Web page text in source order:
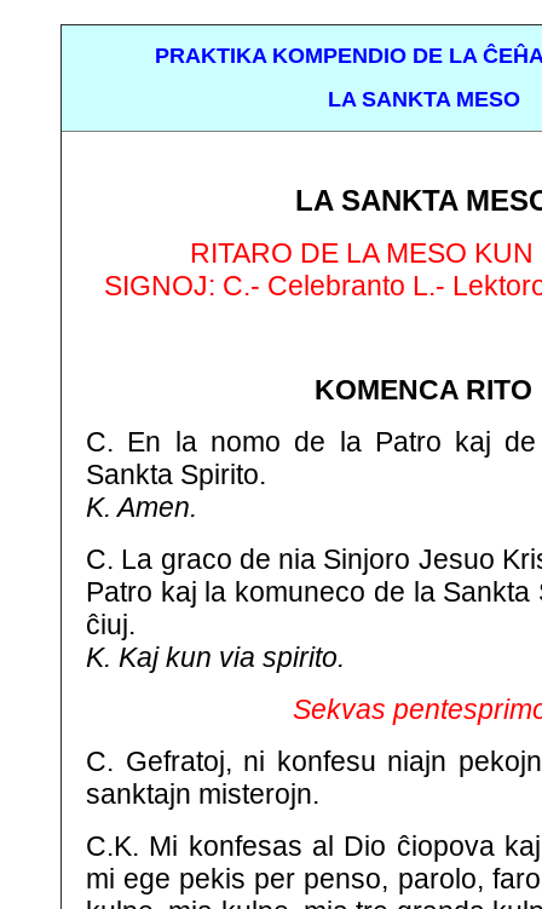
PRAKTIKA KOMPENDIO DE LA
LA SANKTA MESO
LA SANKTA
RITARO DE LA MESO
SIGNOJ: C.- Celebranto L.-
KOMENCA RITO
C. En la nomo de la Patro kaj
Sankta Spirito.
K. Amen.
C. La graco de nia Sinjoro Jesuo
Patro kaj la komuneco de la Sankta
ĉiuj.
K. Kaj kun via spirito.
Sekvas
C. Gefratoj, ni konfesu niajn
sanktajn misterojn.
C.K. Mi konfesas al Dio ĉiopova
mi ege pekis per penso, parolo,